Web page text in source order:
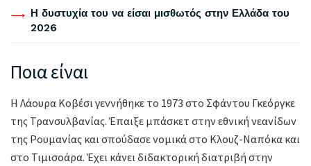
Η δυστυχία του να είσαι μισθωτός στην Ελλάδα του
2026
Ποια είναι
Η Λάουρα Κοβέσι γεννήθηκε το 1973 στο Σφάντου Γκεόργκε
της Τρανσυλβανίας. Έπαιξε μπάσκετ στην εθνική νεανίδων
της Ρουμανίας και σπούδασε νομικά στο Κλουζ-Ναπόκα και
στο Τιμισοάρα. Έχει κάνει διδακτορική διατριβή στην